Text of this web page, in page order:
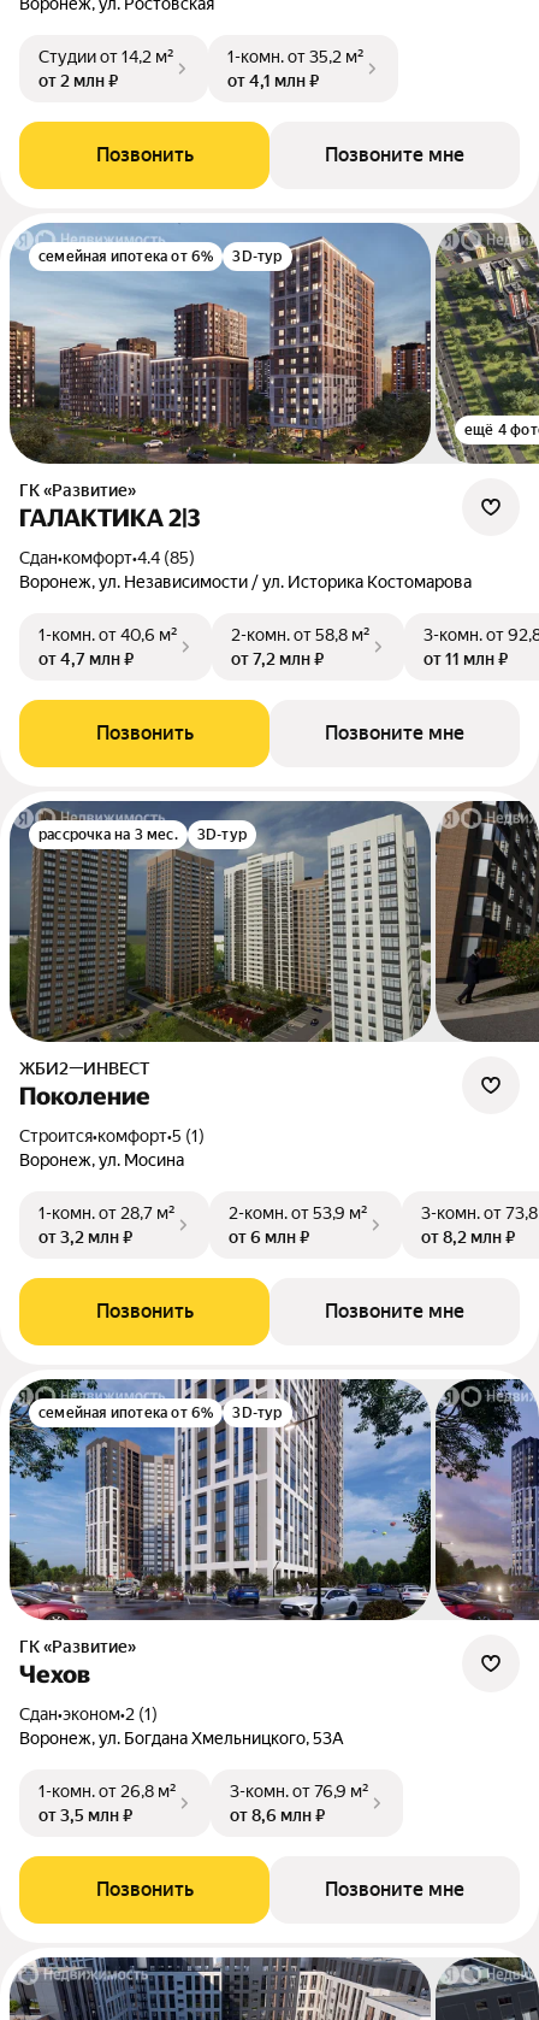
Студииот 14,2 м²
от 2 млн ₽
1-комн.от 35,2 м²
от 4,1 млн ₽
Позвонить Позвоните мне
семейная ипотека от 6% 3D-тур
ещё 4
ГК «Развитие»
ГАЛАКТИКА 2|3
Сдан•комфорт•4.4 (85)
Воронеж, ул. Независимости / ул. Историка Костомарова
1-комн.от 40,6 м²
от 4,7 млн ₽
2-комн.от 58,8 м²
от 7,2 млн ₽
3-комн.от
от 11 млн ₽
Позвонить Позвоните мне
рассрочка на 3 мес. 3D-тур
ЖБИ2—ИНВЕСТ
Поколение
Строится•комфорт•5 (1)
Воронеж, ул. Мосина
1-комн.от 28,7 м²
от 3,2 млн ₽
2-комн.от 53,9 м²
от 6 млн ₽
3-комн.от
от 8,2 млн ₽
Позвонить Позвоните мне
семейная ипотека от 6% 3D-тур
ГК «Развитие»
Чехов
Сдан•эконом•2 (1)
Воронеж, ул. Богдана Хмельницкого, 53А
1-комн.от 26,8 м²
от 3,5 млн ₽
3-комн.от 76,9 м²
от 8,6 млн ₽
Позвонить Позвоните мне